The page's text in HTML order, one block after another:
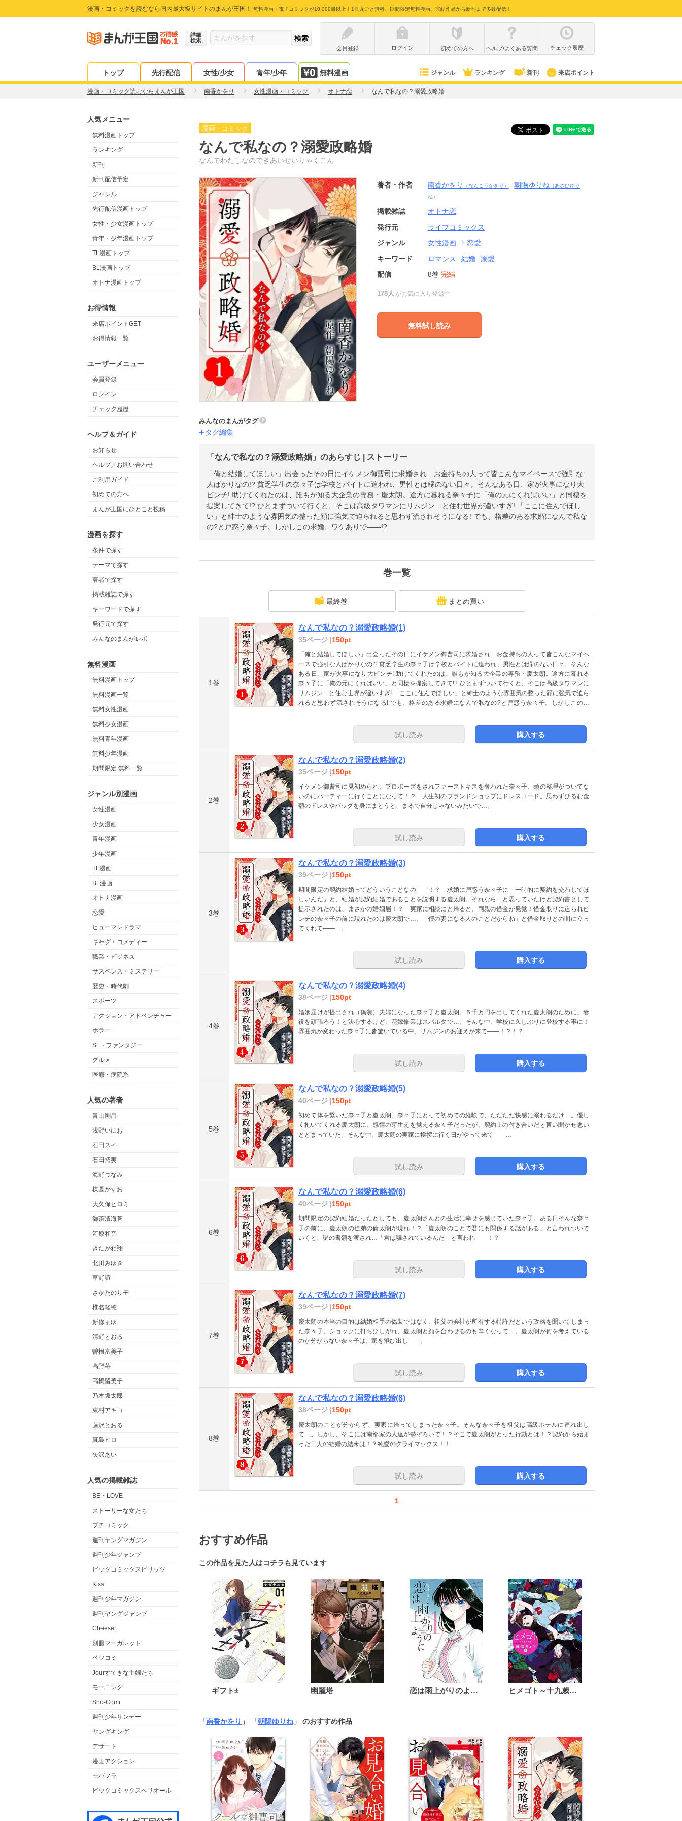
漫画・コミックを読むなら国内最大級サイトのまんが王国！ 無料漫画・電子コミックが10,000冊以上！1冊丸ごと無料、期間限定無料漫画、完結作品から新刊まで多数配信！
詳細
検索
会員登録
ログイン 初めての方へ ヘルプ/よくある質問 チェック履歴
トップ 先行配信 女性/少女 青年/少年 無料漫画 ジャンル ランキング 新刊 来店ポイント
漫画・コミック読むならまんが王国 南香かをり 女性漫画・コミック オトナ恋 なんで私なの？溺愛政略婚
人気メニュー
無料漫画トップ
ランキング
新刊
新刊配信予定
ジャンル
先行配信漫画トップ
女性・少女漫画トップ
青年・少年漫画トップ
TL漫画トップ
BL漫画トップ
オトナ漫画トップ
お得情報
来店ポイントGET
お得情報一覧
ユーザーメニュー
会員登録
ログイン
チェック履歴
ヘルプ＆ガイド
お知らせ
ヘルプ／お問い合わせ
ご利用ガイド
初めての方へ
まんが王国にひとこと投稿
漫画を探す
条件で探す
テーマで探す
著者で探す
掲載雑誌で探す
キーワードで探す
発行元で探す
みんなのまんがレポ
無料漫画
無料漫画トップ
無料漫画一覧
無料女性漫画
無料少女漫画
無料青年漫画
無料少年漫画
期間限定 無料一覧
ジャンル別漫画
女性漫画
少女漫画
青年漫画
少年漫画
TL漫画
BL漫画
オトナ漫画
恋愛
ヒューマンドラマ
ギャグ・コメディー
職業・ビジネス
サスペンス・ミステリー
歴史・時代劇
スポーツ
アクション・アドベンチャー
ホラー
SF・ファンタジー
グルメ
医療・病院系
人気の著者
青山剛昌
浅野いにお
石田スイ
石田拓実
海野つなみ
楳図かずお
大久保ヒロミ
御茶漬海苔
河原和音
きたがわ翔
北川みゆき
草野誼
さかたのり子
椎名軽穂
新條まゆ
清野とおる
曽根富美子
高野苺
高橋留美子
乃木坂太郎
東村アキコ
藤沢とおる
真島ヒロ
矢沢あい
人気の掲載雑誌
BE・LOVE
ストーリーな女たち
プチコミック
週刊ヤングマガジン
週刊少年ジャンプ
ビッグコミックスピリッツ
Kiss
週刊少年マガジン
週刊ヤングジャンプ
Cheese!
別冊マーガレット
ベツコミ
Jourすてきな主婦たち
モーニング
Sho-Comi
週刊少年サンデー
ヤングキング
デザート
漫画アクション
モバフラ
ビックコミックスペリオール
漫画・コミック
なんで私なの？溺愛政略婚
なんでわたしなのできあいせいりゃくこん
著者・作者 南香かをり （なんこうかをり） 朝陽ゆりね （あさひゆり
ね）
掲載雑誌
オトナ恋
発行元
ライブコミックス
ジャンル
女性漫画
恋愛
キーワード
ロマンス 結婚
溺愛
配信
8巻 完結
178人 がお気に入り登録中
無料試し読み
みんなのまんがタグ
タグ編集
「なんで私なの？溺愛政略婚」のあらすじ | ストーリー
「俺と結婚してほしい」出会ったその日にイケメン御曹司に求婚され…お金持ちの人って皆こんなマイペースで強引な
人ばかりなの!? 貧乏学生の奈々子は学校とバイトに追われ、男性とは縁のない日々。そんなある日、家が火事になり大
ピンチ! 助けてくれたのは、誰もが知る大企業の専務・慶太朗。途方に暮れる奈々子に「俺の元にくればいい」と同棲を
提案してきて!? ひとまずついて行くと、そこは高級タワマンにリムジン…と住む世界が違いすぎ! 「ここに住んでほし
い」と紳士のような雰囲気の整った顔に強気で迫られると思わず流されそうになる! でも、格差のある求婚になんで私な
の?と戸惑う奈々子。しかしこの求婚、ワケありで――!?
巻一覧
最終巻 まとめ買い
1巻
なんで私なの？溺愛政略婚(1)
35ページ |150pt
「俺と結婚してほしい」出会ったその日にイケメン御曹司に求婚され…お金持ちの人って皆こんなマイペ
ースで強引な人ばかりなの!? 貧乏学生の奈々子は学校とバイトに追われ、男性とは縁のない日々。そんな
ある日、家が火事になり大ピンチ! 助けてくれたのは、誰もが知る大企業の専務・慶太朗。途方に暮れる
奈々子に「俺の元にくればいい」と同棲を提案してきて!? ひとまずついて行くと、そこは高級タワマンに
リムジン…と住む世界が違いすぎ! 「ここに住んでほしい」と紳士のような雰囲気の整った顔に強気で迫ら
れると思わず流されそうになる! でも、格差のある求婚になんで私なの?と戸惑う奈々子。しかしこの求
試し読み 購入する
2巻
なんで私なの？溺愛政略婚(2)
35ページ |150pt
イケメン御曹司に見初められ、プロポーズをされファーストキスを奪われた奈々子。頭の整理がついてな
いのにパーティーに行くことになって！？ 人生初のブランドショップにドレスコード。思わずひるむ金
額のドレスやバッグを身にまとうと、まるで自分じゃないみたいで…。
試し読み 購入する
3巻
なんで私なの？溺愛政略婚(3)
39ページ |150pt
期間限定の契約結婚ってどういうことなの――！？ 求婚に戸惑う奈々子に「一時的に契約を交わしてほ
しいんだ」と、結婚が契約結婚であることを説明する慶太朗。それなら…と思っていたけど契約書として
提示されたのは、まさかの婚姻届！？ 実家に相談にと帰ると、両親の借金が発覚！借金取りに迫られピ
ンチの奈々子の前に現れたのは慶太朗で…。「僕の妻になる人のことだからね」と借金取りとの間に立っ
てくれて――…。
試し読み 購入する
4巻
なんで私なの？溺愛政略婚(4)
38ページ |150pt
婚姻届けが提出され（偽装）夫婦になった奈々子と慶太朗。５千万円を出してくれた慶太朗のために、妻
役を頑張ろう！と決心するけど、花嫁修業はスパルタで…。そんな中、学校に久しぶりに登校する事に！
雰囲気が変わった奈々子に皆驚いている中、リムジンのお迎えが来て――！？！？
試し読み 購入する
5巻
なんで私なの？溺愛政略婚(5)
40ページ |150pt
初めて体を繋いだ奈々子と慶太朗。奈々子にとって初めての経験で、ただただ快感に溺れるだけ…。優し
く抱いてくれる慶太朗に、感情の芽生えを覚える奈々子だったが、契約上の付き合いだと言い聞かせ思い
とどまっていた。そんな中、慶太朗の実家に挨拶に行く日がやって来て――…
試し読み 購入する
6巻
なんで私なの？溺愛政略婚(6)
40ページ |150pt
期間限定の契約結婚だったとしても、慶太朗さんとの生活に幸せを感じていた奈々子。ある日そんな奈々
子の前に、慶太朗の従弟の倫太朗が現れ！？「慶太朗のことで君にも関係する話がある」と言われついて
いくと、謎の書類を渡され…「君は騙されているんだ」と言われ――！？
試し読み 購入する
7巻
なんで私なの？溺愛政略婚(7)
39ページ |150pt
慶太朗の本当の目的は結婚相手の偽装ではなく、祖父の会社が所有する特許だという政略を聞いてしまっ
た奈々子。ショックに打ちひしがれ、慶太朗と顔を合わせるのも辛くなって…。慶太朗が何を考えている
のか分からない奈々子は、家を飛び出し――。
試し読み 購入する
8巻
なんで私なの？溺愛政略婚(8)
38ページ |150pt
慶太朗のことが分からず、実家に帰ってしまった奈々子。そんな奈々子を祖父は高級ホテルに連れ出し
て…。しかし、そこには南部家の人達が勢ぞろいで！？そこで慶太朗がとった行動とは！？契約から始ま
った二人の結婚の結末は！？純愛のクライマックス！！
試し読み 購入する
1
おすすめ作品
この作品を見た人はコチラも見ています
ギフト± 幽麗塔 恋は雨上がりのように ヒメゴト～十九歳の制服～
「南香かをり 」 「朝陽ゆりね」 のおすすめ作品